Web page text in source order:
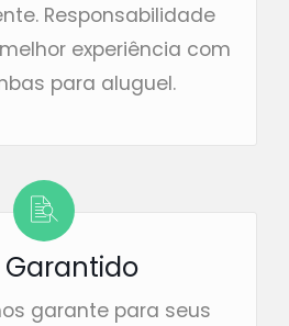
Responsabilidade
experiência com
para aluguel.
Garantido
garante para seus